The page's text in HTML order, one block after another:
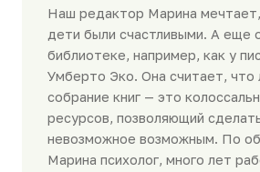
Наш редактор Марина
дети были счастливыми. А еще
библиотеке, например, как у
Умберто Эко. Она считает, что
собрание книг — это
ресурсов, позволяющий
невозможное возможным. По
Марина психолог, много лет